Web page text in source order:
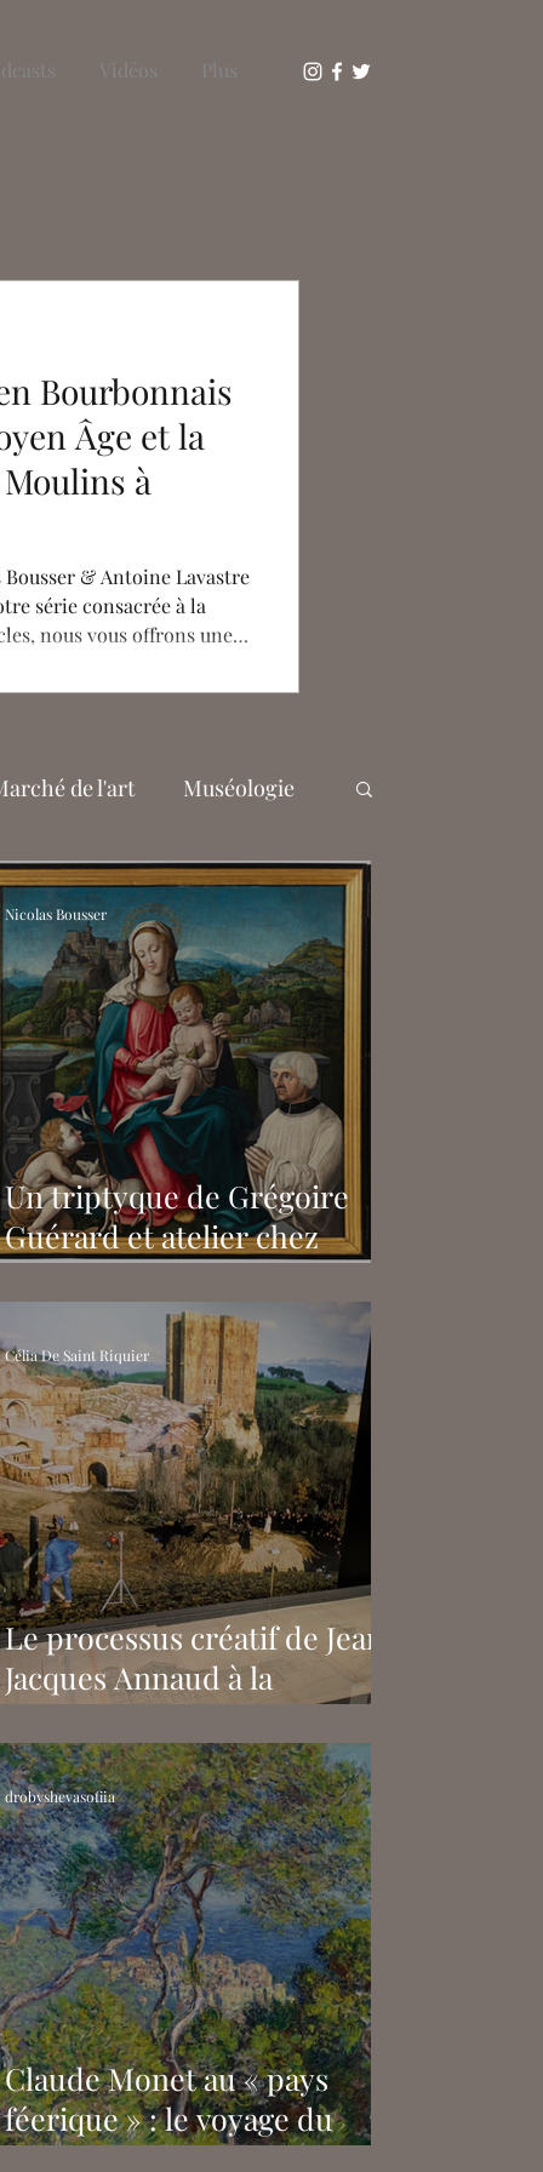
Vidéos Plus
Bourbonnais
Âge et la
à
& Antoine Lavastre
série consacrée à la
nous vous offrons une
France à la fin du Moyen
comment les ducs et
de l'art Muséologie
Antoine Lavastre
Adèle Bugaut
Un triptyque de Grégoire
Guérard et atelier chez
Sotheby's
Nicolas Bousser
Le processus créatif de Jean-
Jacques Annaud à la
Fondation Pathé
Célia De Saint Riquier
Claude Monet au « pays
féerique » : le voyage du
peintre à Bordighera
drobyshevasofiia